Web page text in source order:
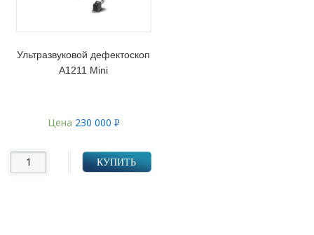
Ультразвуковой дефектоскоп
А1211 Mini
Цена 230 000 Р
КУПИТЬ